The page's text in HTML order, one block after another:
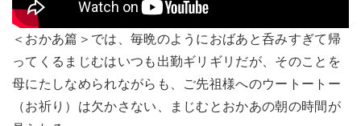
＜おかあ篇＞では、毎晩のようにおばあと呑みすぎて帰
ってくるまじむはいつも出勤ギリギリだが、そのことを
母にたしなめられながらも、ご先祖様へのウートートー
（お祈り）は欠かさない、まじむとおかあの朝の時間が